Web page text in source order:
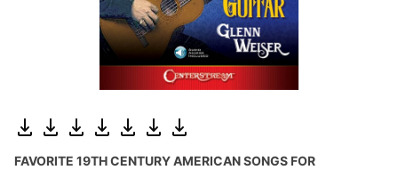
FAVORITE 19TH CENTURY AMERICAN SONGS FOR